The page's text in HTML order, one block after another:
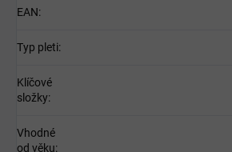
EAN:
Typ pleti:
Klíčové
složky:
Vhodné
od věku: